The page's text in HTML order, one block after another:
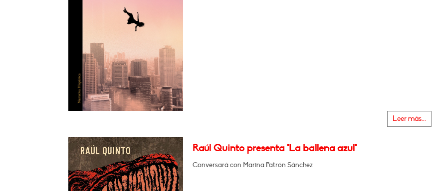
Leer más...
Raúl Quinto presenta "La ballena azul"
Conversará con Marina Patrón Sánchez